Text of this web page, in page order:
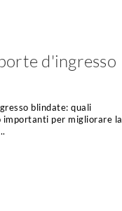
d'ingresso
blindate: quali
per migliorare la